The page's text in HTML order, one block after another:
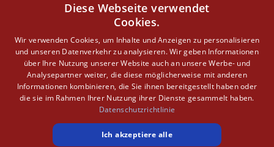
ErstinformationHaftungsausschlussImpressum
Datenschutz
Copyright © 2026 · Ein Service der DEVK Gebietsdirektion
Jochen Verbeet
Diese Webseite verwendet
Cookies.
Wir verwenden Cookies, um Inhalte und Anzeigen zu personalisieren
und unseren Datenverkehr zu analysieren. Wir geben Informationen
über Ihre Nutzung unserer Website auch an unsere Werbe- und
Analysepartner weiter, die diese möglicherweise mit anderen
Informationen kombinieren, die Sie ihnen bereitgestellt haben oder
die sie im Rahmen Ihrer Nutzung ihrer Dienste gesammelt haben.
Datenschutzrichtlinie
Ich akzeptiere alle